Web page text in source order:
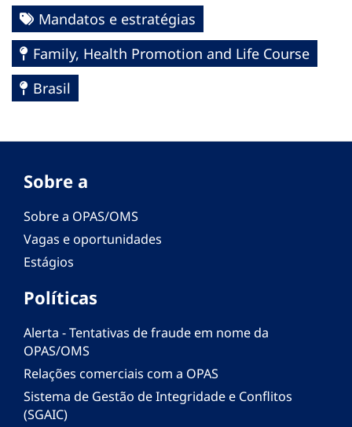
Mandatos e estratégias
Family, Health Promotion and Life Course
Brasil
Sobre a
Sobre a OPAS/OMS
Vagas e oportunidades
Estágios
Políticas
Alerta - Tentativas de fraude em nome da
OPAS/OMS
Relações comerciais com a OPAS
Sistema de Gestão de Integridade e Conflitos
(SGAIC)